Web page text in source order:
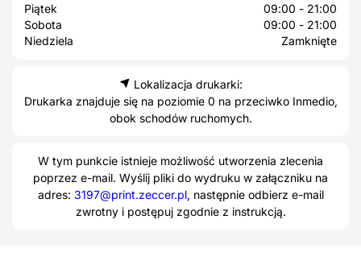
Piątek
09:00 - 21:00
Sobota
09:00 - 21:00
Niedziela
Zamknięte
Lokalizacja drukarki:
Drukarka znajduje się na poziomie 0 na przeciwko Inmedio,
obok schodów ruchomych.
W tym punkcie istnieje możliwość utworzenia zlecenia
poprzez e-mail. Wyślij pliki do wydruku w załączniku na
adres: 3197@print.zeccer.pl, następnie odbierz e-mail
zwrotny i postępuj zgodnie z instrukcją.